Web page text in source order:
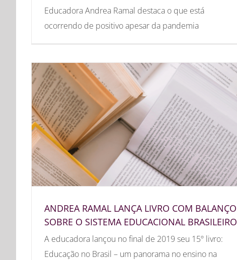
Educadora Andrea Ramal destaca o que está
ocorrendo de positivo apesar da pandemia
ANDREA RAMAL LANÇA LIVRO COM BALANÇO
SOBRE O SISTEMA EDUCACIONAL BRASILEIRO
A educadora lançou no final de 2019 seu 15º livro:
Educação no Brasil – um panorama no ensino na